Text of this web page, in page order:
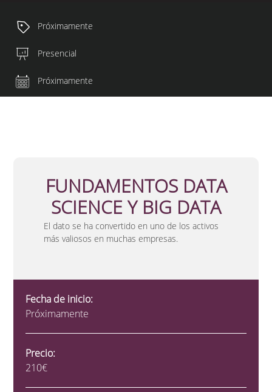
Próximamente
Presencial
Próximamente
FUNDAMENTOS DATA
SCIENCE Y BIG DATA
El dato se ha convertido en uno de los activos
más valiosos en muchas empresas.
Fecha de inicio:
Próximamente
Precio:
210€